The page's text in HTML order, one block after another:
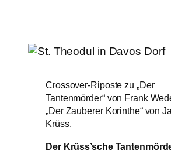
Crossover-Riposte zu „Der
Tantenmörder“ von Frank
„Der Zauberer Korinthe“ von
Krüss.
Der Krüss’sche